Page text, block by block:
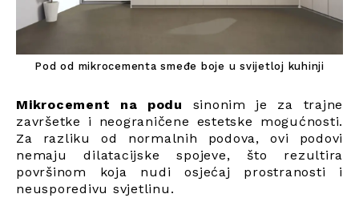
Pod od mikrocementa smeđe boje u svijetloj kuhinji
Mikrocement na podu
sinonim je za trajne
završetke i neograničene estetske mogućnosti.
Za razliku od normalnih podova, ovi podovi
nemaju dilatacijske spojeve, što rezultira
površinom koja nudi osjećaj prostranosti i
neusporedivu svjetlinu.